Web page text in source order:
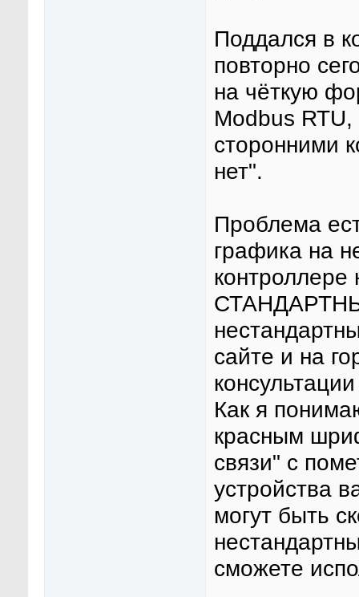
Поддался в
повторно
на чёткую
Modbus
сторонними
нет".
Проблема
графика на
сайте и на
Как я
красным
связи" с
устройства
могут быть
сможете